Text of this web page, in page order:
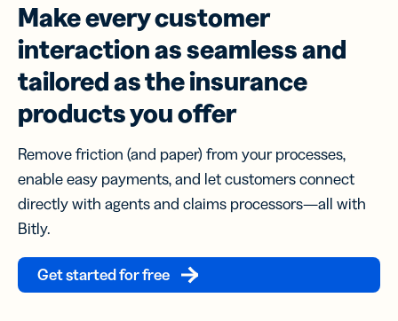
Make every customer
interaction as seamless and
tailored as the insurance
products you offer
Remove friction (and paper) from your processes,
enable easy payments, and let customers connect
directly with agents and claims processors—all with
Bitly.
Get started for free